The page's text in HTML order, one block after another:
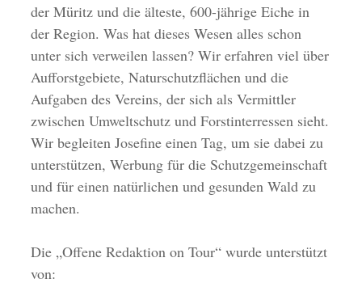
der Müritz und die älteste, 600-jährige Eiche in
der Region. Was hat dieses Wesen alles schon
unter sich verweilen lassen? Wir erfahren viel über
Aufforstgebiete, Naturschutzflächen und die
Aufgaben des Vereins, der sich als Vermittler
zwischen Umweltschutz und Forstinterressen sieht.
Wir begleiten Josefine einen Tag, um sie dabei zu
unterstützen, Werbung für die Schutzgemeinschaft
und für einen natürlichen und gesunden Wald zu
machen.
Die „Offene Redaktion on Tour“ wurde unterstützt
von: